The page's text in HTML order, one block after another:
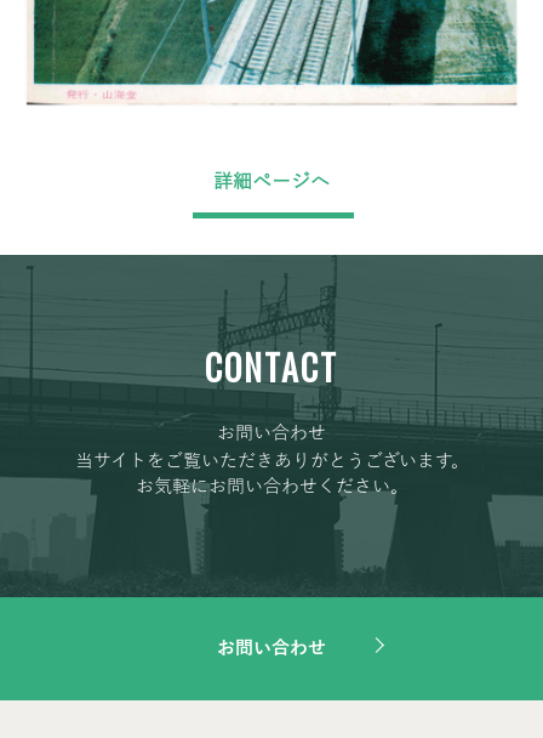
詳細ページへ
CONTACT
お問い合わせ
当サイトをご覧いただきありがとうございます。
お気軽にお問い合わせください。
お問い合わせ